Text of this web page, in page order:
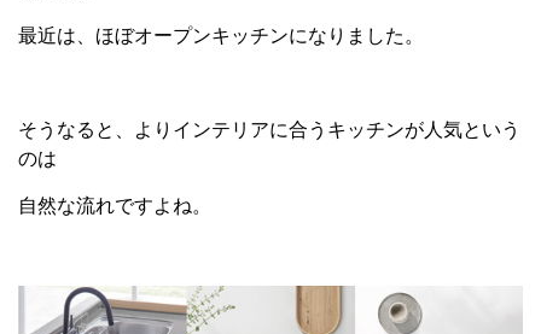
最近は、ほぼオープンキッチンになりました。
そうなると、よりインテリアに合うキッチンが人気という
のは
自然な流れですよね。